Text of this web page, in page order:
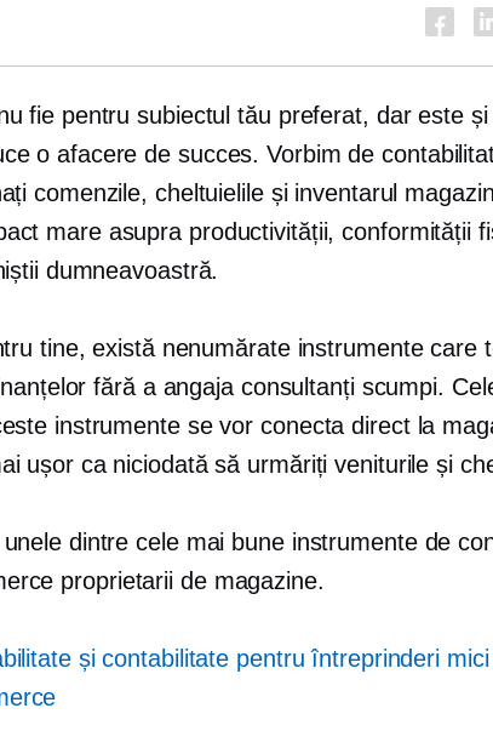
fie pentru subiectul tău preferat, dar este
o afacere de succes. Vorbim de
comenzile, cheltuielile și inventarul
mare asupra productivității, conformității
dumneavoastră.
tine, există nenumărate instrumente care
fără a angaja consultanți scumpi.
instrumente se vor conecta direct la
ușor ca niciodată să urmăriți veniturile și
dintre cele mai bune instrumente de
proprietarii de magazine.
și contabilitate pentru întreprinderi